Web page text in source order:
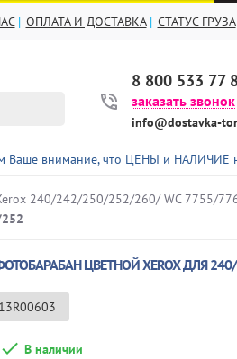
ОПЛАТА И ДОСТАВКА СТАТУС ГРУЗА
8 800 533 77
заказать звонок
info@dostavka-
что ЦЕНЫ и НАЛИЧИЕ на сайте
240/242/250/252/260/ WC 7755/
ЦВЕТНОЙ XEROX ДЛЯ
В наличии